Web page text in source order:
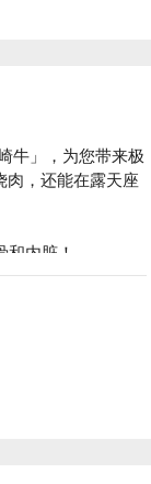
牛」，为您带来极
肉，还能在露天座
内脏！
美打卡照！